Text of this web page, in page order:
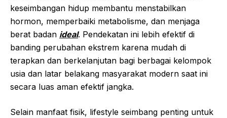
keseimbangan hidup membantu menstabilkan
hormon, memperbaiki metabolisme, dan menjaga
berat badan ideal. Pendekatan ini lebih efektif di
banding perubahan ekstrem karena mudah di
terapkan dan berkelanjutan bagi berbagai kelompok
usia dan latar belakang masyarakat modern saat ini
secara luas aman efektif jangka.
Selain manfaat fisik, lifestyle seimbang penting untuk